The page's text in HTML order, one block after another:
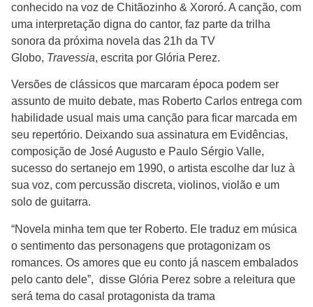
conhecido na voz de Chitãozinho & Xororó. A canção, com
uma interpretação digna do cantor, faz parte da trilha
sonora da próxima novela das 21h da TV
Globo, Travessia, escrita por Glória Perez.
Versões de clássicos que marcaram época podem ser
assunto de muito debate, mas Roberto Carlos entrega com
habilidade usual mais uma canção para ficar marcada em
seu repertório. Deixando sua assinatura em Evidências,
composição de José Augusto e Paulo Sérgio Valle,
sucesso do sertanejo em 1990, o artista escolhe dar luz à
sua voz, com percussão discreta, violinos, violão e um
solo de guitarra.
“Novela minha tem que ter Roberto. Ele traduz em música
o sentimento das personagens que protagonizam os
romances. Os amores que eu conto já nascem embalados
pelo canto dele”, disse Glória Perez sobre a releitura que
será tema do casal protagonista da trama